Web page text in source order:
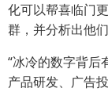
化可以帮喜临门
群，并分析出他
“冰冷的数字背后
产品研发、广告